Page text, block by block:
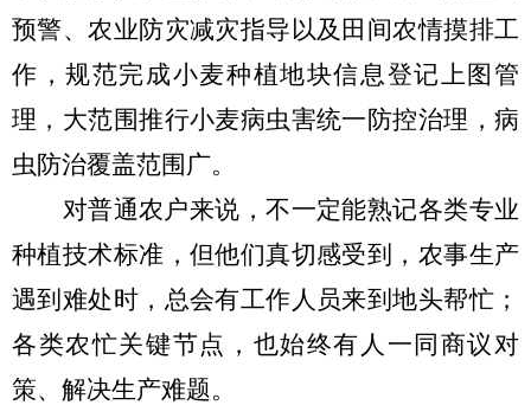
预警、农业防灾减灾指导以及田间农情摸排工
作，规范完成小麦种植地块信息登记上图管
理，大范围推行小麦病虫害统一防控治理，病
虫防治覆盖范围广。
对普通农户来说，不一定能熟记各类专业
种植技术标准，但他们真切感受到，农事生产
遇到难处时，总会有工作人员来到地头帮忙；
各类农忙关键节点，也始终有人一同商议对
策、解决生产难题。